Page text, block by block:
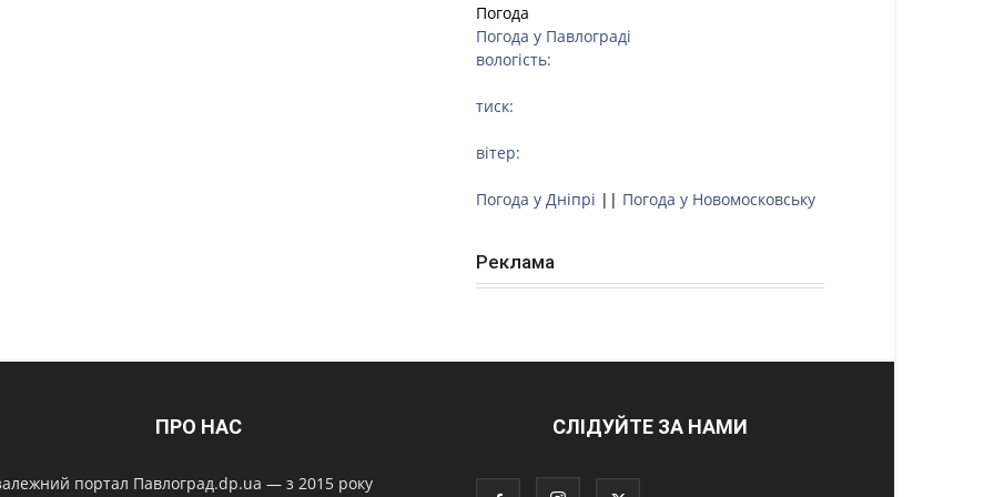
Погода
Погода у Павлограді
вологість:
тиск:
вітер:
Погода у Дніпрі || Погода у Новомосковську
Реклама
ПРО НАС
портал Павлоград.dp.ua — з 2015 року
СЛІДУЙТЕ ЗА НАМИ